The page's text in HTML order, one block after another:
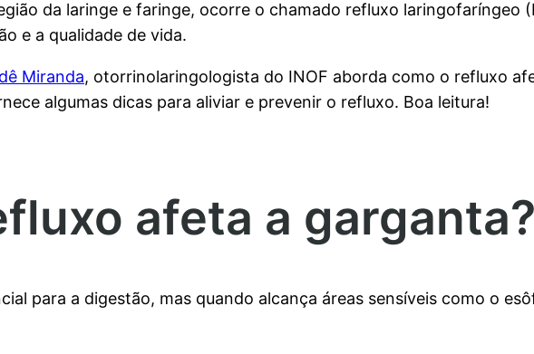
da laringe e faringe, ocorre o chamado refluxo laringofaríngeo
e a qualidade de vida.
Miranda, otorrinolaringologista do INOF aborda como o refluxo
algumas dicas para aliviar e prevenir o refluxo. Boa leitura!
afeta a garganta?
para a digestão, mas quando alcança áreas sensíveis como o